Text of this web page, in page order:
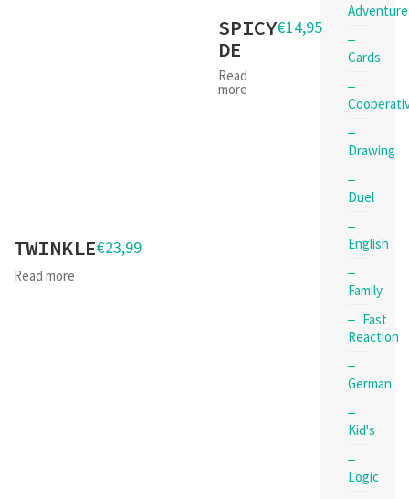
SPICY
DE
Read
more
€14,95
TWINKLE
Read more
€23,99
Adventure
Cards
Drawing
Duel
English
Family
Fast
Reaction
German
Kid's
Logic